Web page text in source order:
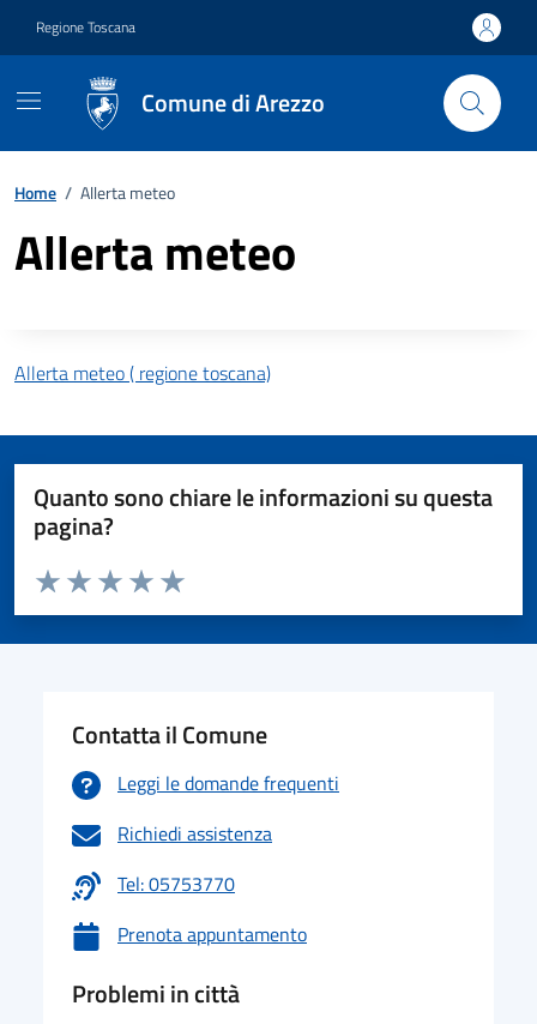
Regione Toscana
Comune di Arezzo
Home / Allerta meteo
Allerta meteo
Descrizione completa
Allerta meteo( regione toscana)
Quanto sono chiare le informazioni su questa
pagina?
Valuta da 1 a 5 stelle la pagina
Valuta 5 stelle su 5
Valuta 4 stelle su 5
Valuta 3 stelle su 5
Valuta 2 stelle su 5
Valuta 1 stelle su 5
Contatta il Comune
Leggi le domande frequenti
Richiedi assistenza
Tel: 05753770
Prenota appuntamento
Problemi in città